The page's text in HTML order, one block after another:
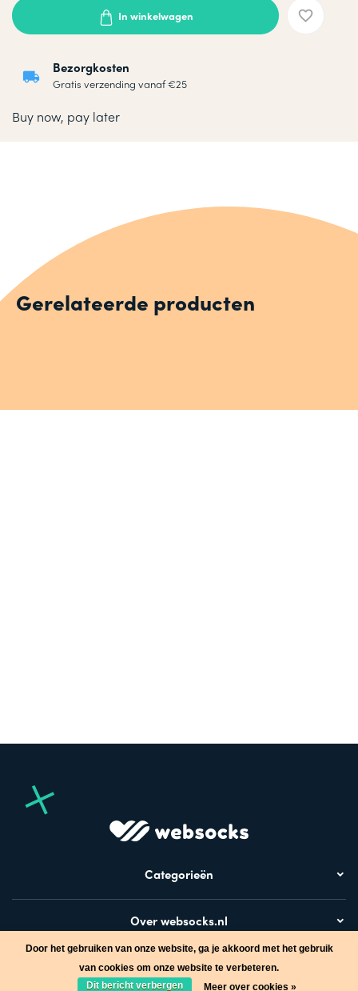
Bezorgkosten
Gratis verzending vanaf €25
In winkelwagen
Buy now, pay later
Gerelateerde producten
Categorieën
Over websocks.nl
Bezoek ook
Door het gebruiken van onze website, ga je akkoord met het gebruik
van cookies om onze website te verbeteren.
Dit bericht verbergen
Meer over cookies »